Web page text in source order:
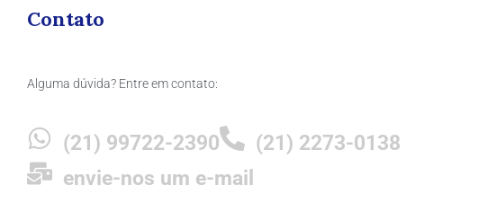
Contato
Alguma dúvida? Entre em contato:
(21) 99722-2390
(21) 2273-0138
envie-nos um e-mail